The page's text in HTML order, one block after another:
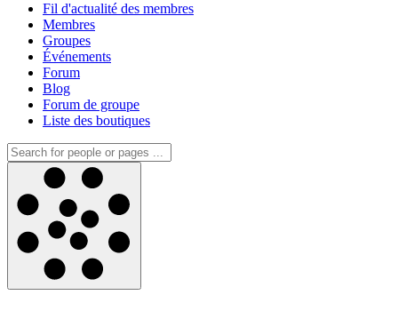
Fil d'actualité des membres
Membres
Groupes
Événements
Forum
Blog
Forum de groupe
Liste des boutiques